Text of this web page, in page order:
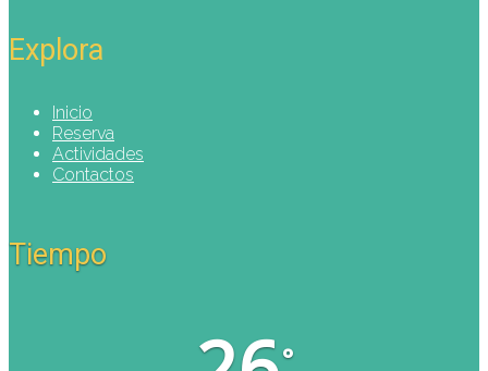
Explora
Inicio
Reserva
Actividades
Contactos
Tiempo
°